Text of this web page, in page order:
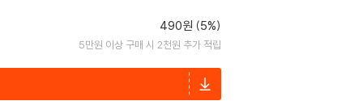
490원 (5%)
5만원 이상 구매 시 2천원 추가 적립